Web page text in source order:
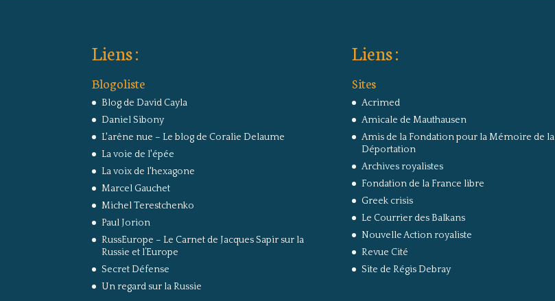
Liens :
Blogoliste
Blog de David Cayla
Daniel Sibony
L'arêne nue – Le blog de Coralie Delaume
La voie de l'épée
La voix de l'hexagone
Marcel Gauchet
Michel Terestchenko
Paul Jorion
RussEurope – Le Carnet de Jacques Sapir sur la
Russie et l’Europe
Secret Défense
Un regard sur la Russie
Liens :
Sites
Acrimed
Amicale de Mauthausen
Amis de la Fondation pour la Mémoire de la
Déportation
Archives royalistes
Fondation de la France libre
Greek crisis
Le Courrier des Balkans
Nouvelle Action royaliste
Revue Cité
Site de Régis Debray